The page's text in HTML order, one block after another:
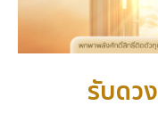
รับดว